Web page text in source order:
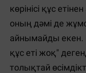
көрінісі құс
оның дәмі де
айнымайды екен.
құс еті жоқ"
толықтай